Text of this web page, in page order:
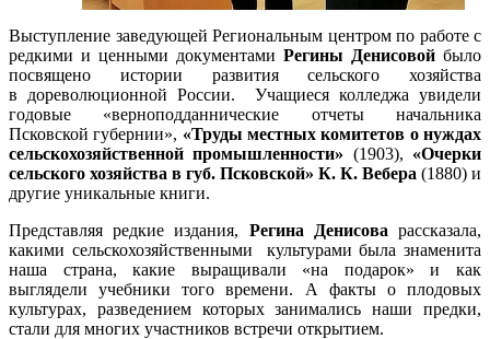
Выступление заведующей Региональным центром по работе с
редкими и ценными документами Регины Денисовой было
посвящено истории развития сельского хозяйства
в дореволюционной России. Учащиеся колледжа увидели
годовые «верноподданнические отчеты начальника
Псковской губернии», «Труды местных комитетов о нуждах
сельскохозяйственной промышленности» (1903), «Очерки
сельского хозяйства в губ. Псковской» К. К. Вебера (1880) и
другие уникальные книги.
Представляя редкие издания, Регина Денисова рассказала,
какими сельскохозяйственными культурами была знаменита
наша страна, какие выращивали «на подарок» и как
выглядели учебники того времени. А факты о плодовых
культурах, разведением которых занимались наши предки,
стали для многих участников встречи открытием.